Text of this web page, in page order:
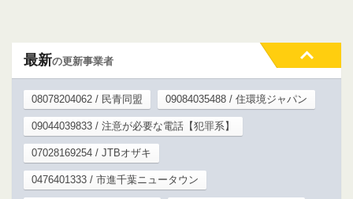
最新の更新事業者
08078204062 / 民青同盟 09084035488 / 住環境ジャパン
09044039833 / 注意が必要な電話【犯罪系】
07028169254 / JTBオザキ
0476401333 / 市進千葉ニュータウン